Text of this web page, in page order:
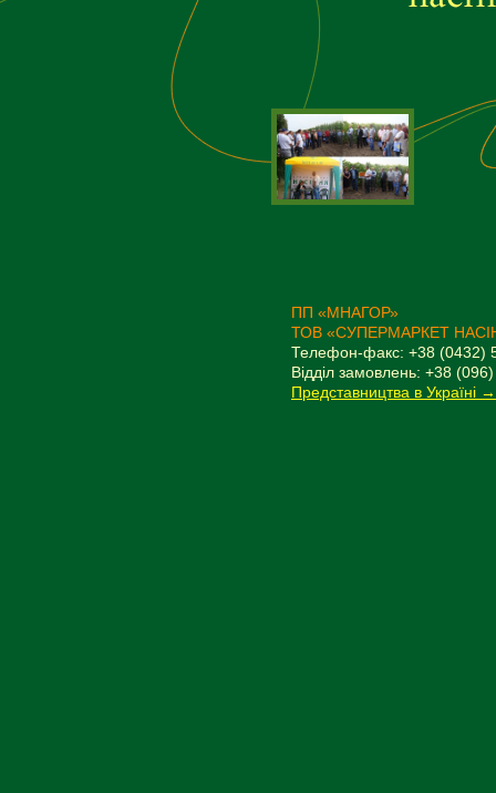
ПП «МНАГОР»
ТОВ «СУПЕРМАРКЕТ
Телефон-факс: +38 (0432)
Відділ замовлень: +38
Представництва в Україні →